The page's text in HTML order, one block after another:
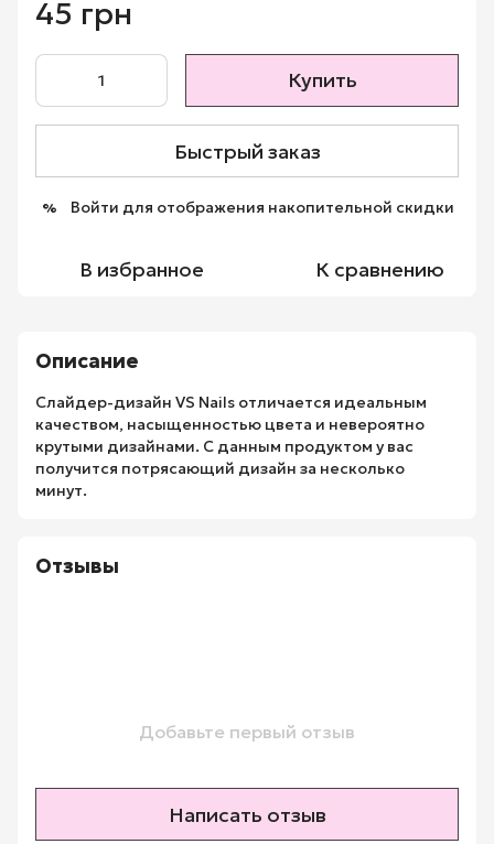
45 грн
Купить
Быстрый заказ
% Войти для отображения накопительной скидки
В избранное К сравнению
Описание
Слайдер-дизайн VS Nails отличается идеальным
качеством, насыщенностью цвета и невероятно
крутыми дизайнами. С данным продуктом у вас
получится потрясающий дизайн за несколько
минут.
Отзывы
Добавьте первый отзыв
Написать отзыв